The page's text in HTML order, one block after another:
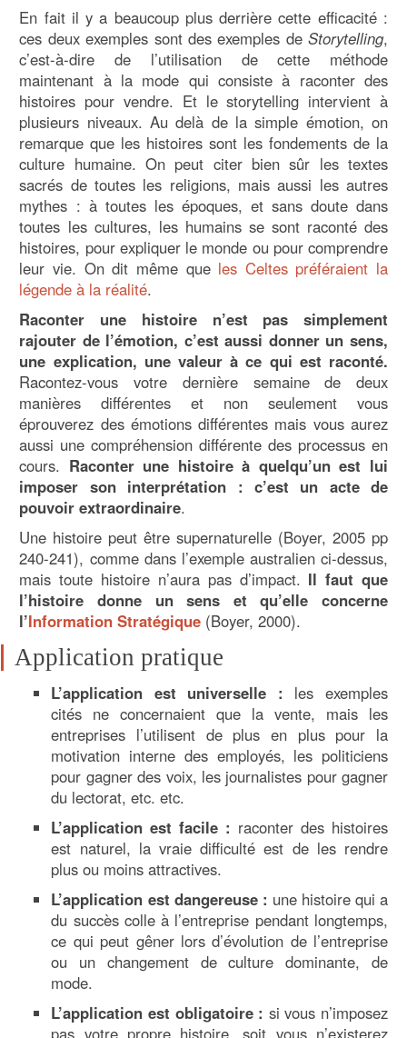
En fait il y a beaucoup plus derrière cette efficacité :
ces deux exemples sont des exemples de Storytelling,
c’est-à-dire de l’utilisation de cette méthode
maintenant à la mode qui consiste à raconter des
histoires pour vendre. Et le storytelling intervient à
plusieurs niveaux. Au delà de la simple émotion, on
remarque que les histoires sont les fondements de la
culture humaine. On peut citer bien sûr les textes
sacrés de toutes les religions, mais aussi les autres
mythes : à toutes les époques, et sans doute dans
toutes les cultures, les humains se sont raconté des
histoires, pour expliquer le monde ou pour comprendre
leur vie. On dit même que les Celtes préféraient la
légende à la réalité.
Raconter une histoire n’est pas simplement
rajouter de l’émotion, c’est aussi donner un sens,
une explication, une valeur à ce qui est raconté.
Racontez-vous votre dernière semaine de deux
manières différentes et non seulement vous
éprouverez des émotions différentes mais vous aurez
aussi une compréhension différente des processus en
cours. Raconter une histoire à quelqu’un est lui
imposer son interprétation : c’est un acte de
pouvoir extraordinaire.
Une histoire peut être supernaturelle (Boyer, 2005 pp
240-241), comme dans l’exemple australien ci-dessus,
mais toute histoire n’aura pas d’impact. Il faut que
l’histoire donne un sens et qu’elle concerne
l’Information Stratégique (Boyer, 2000).
Application pratique
L’application est universelle : les exemples
cités ne concernaient que la vente, mais les
entreprises l’utilisent de plus en plus pour la
motivation interne des employés, les politiciens
pour gagner des voix, les journalistes pour gagner
du lectorat, etc. etc.
L’application est facile : raconter des histoires
est naturel, la vraie difficulté est de les rendre
plus ou moins attractives.
L’application est dangereuse : une histoire qui a
du succès colle à l’entreprise pendant longtemps,
ce qui peut gêner lors d’évolution de l’entreprise
ou un changement de culture dominante, de
mode.
L’application est obligatoire : si vous n’imposez